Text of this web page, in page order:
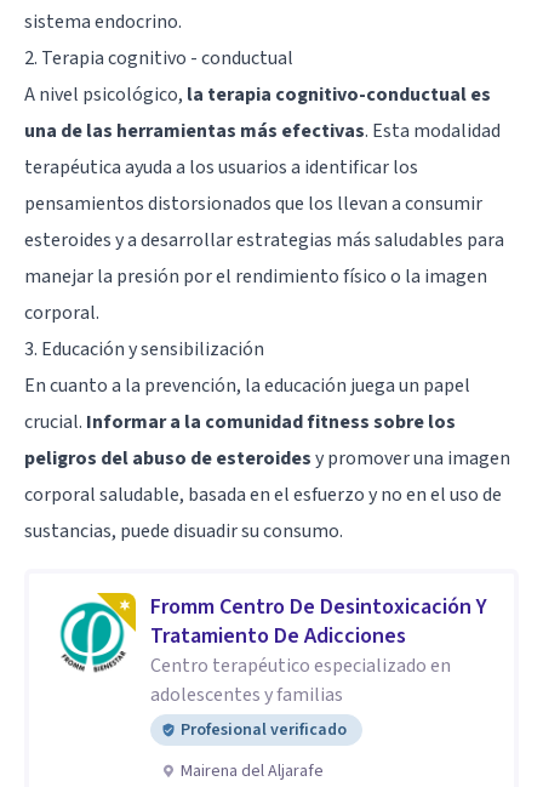
sistema endocrino.
2. Terapia cognitivo - conductual
A nivel psicológico, la terapia cognitivo-conductuales
una de las herramientas más efectivas. Esta modalidad
terapéutica ayuda a los usuarios a identificar los
pensamientos distorsionados que los llevan a consumir
esteroides y a desarrollar estrategias más saludables para
manejar la presión por el rendimiento físico o la imagen
corporal.
3. Educación y sensibilización
En cuanto a la prevención, la educación juega un papel
crucial. Informar a la comunidad fitness sobre los
peligros del abuso de esteroidesy promover una imagen
corporal saludable, basada en el esfuerzo y no en el uso de
sustancias, puede disuadir su consumo.
Fromm Centro De Desintoxicación Y
Tratamiento De Adicciones
Centro terapéutico especializado en
adolescentes y familias
Profesional verificado
Mairena del Aljarafe